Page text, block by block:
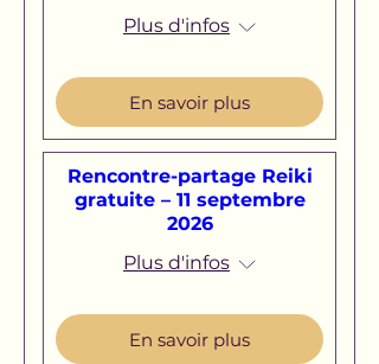
Plus d'infos
En savoir plus
Rencontre-partage Reiki
gratuite – 11 septembre
2026
Plus d'infos
En savoir plus